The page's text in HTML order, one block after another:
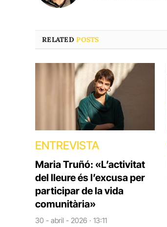
RELATEDPOSTS
ENTREVISTA
Maria Truñó: «L’activitat
del lleure és l’excusa per
participar de la vida
comunitària»
30 - abril - 2026 · 13:11